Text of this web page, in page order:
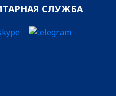
СЛУЖБА